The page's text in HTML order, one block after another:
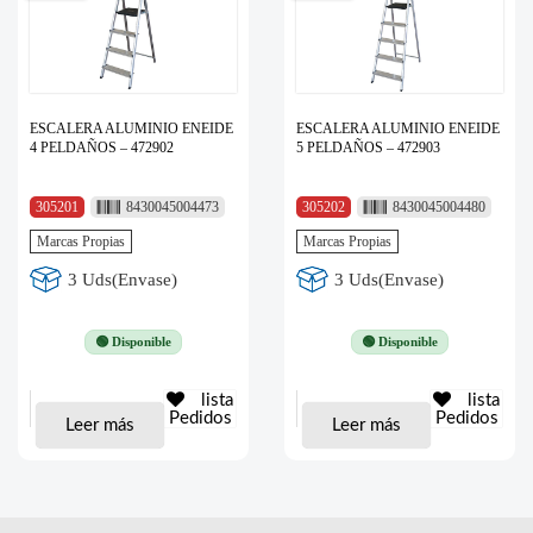
ESCALERA ALUMINIO ENEIDE
4 PELDAÑOS – 472902
305201 8430045004473
Marcas Propias
3 Uds(Envase)
🟢 Disponible
Leer más
lista
Pedidos
ESCALERA ALUMINIO ENEIDE
5 PELDAÑOS – 472903
305202 8430045004480
Marcas Propias
3 Uds(Envase)
🟢 Disponible
Leer más
lista
Pedidos